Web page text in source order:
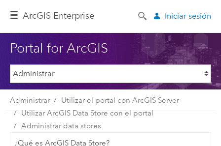
ArcGIS Enterprise Iniciar sesión
Portal for ArcGIS
Administrar
Utilizar el portal con ArcGIS Server
Utilizar ArcGIS Data Store con el portal
Administrar data stores
¿Qué es ArcGIS Data Store?